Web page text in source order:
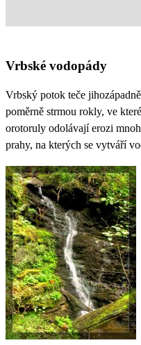
Vrbské vodopády
Vrbský potok teče
poměrně strmou rokly, ve
orotoruly odolávají erozi
prahy, na kterých se vytváří